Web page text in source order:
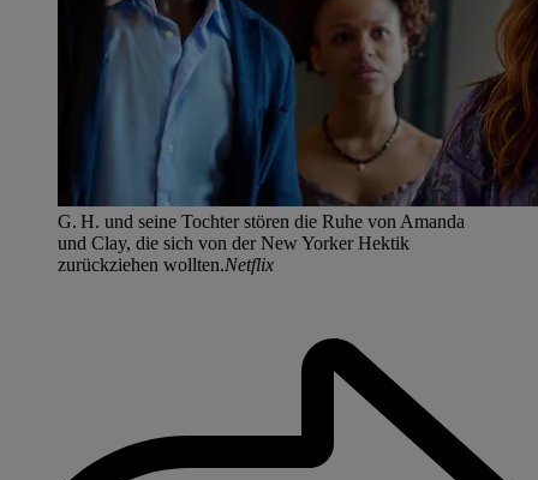
G. H. und seine Tochter stören die Ruhe von Amanda
und Clay, die sich von der New Yorker Hektik
zurückziehen wollten.Netflix